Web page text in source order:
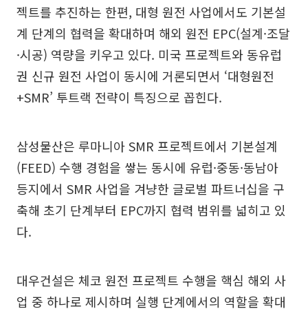
젝트를 추진하는 한편, 대형 원전 사업에서도 기본설
계 단계의 협력을 확대하며 해외 원전 EPC(설계·조달
·시공) 역량을 키우고 있다. 미국 프로젝트와 동유럽
권 신규 원전 사업이 동시에 거론되면서 ‘대형원전
+SMR’ 투트랙 전략이 특징으로 꼽힌다.
삼성물산은 루마니아 SMR 프로젝트에서 기본설계
(FEED) 수행 경험을 쌓는 동시에 유럽·중동·동남아
등지에서 SMR 사업을 겨냥한 글로벌 파트너십을 구
축해 초기 단계부터 EPC까지 협력 범위를 넓히고 있
다.
대우건설은 체코 원전 프로젝트 수행을 핵심 해외 사
업 중 하나로 제시하며 실행 단계에서의 역할을 확대